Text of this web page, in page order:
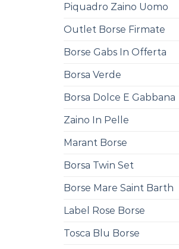
Piquadro Zaino Uomo
Outlet Borse Firmate
Borse Gabs In Offerta
Borsa Verde
Borsa Dolce E Gabbana
Zaino In Pelle
Marant Borse
Borsa Twin Set
Borse Mare Saint Barth
Label Rose Borse
Tosca Blu Borse